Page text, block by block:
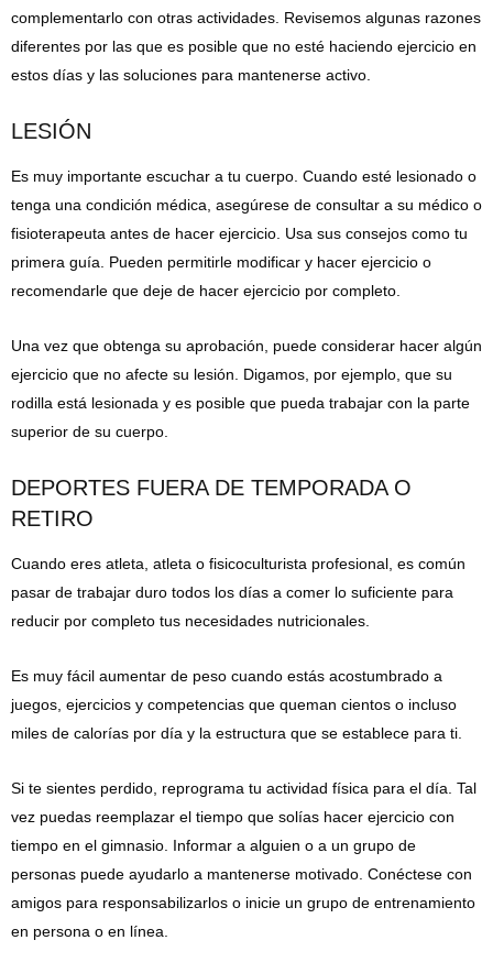
complementarlo con otras actividades. Revisemos algunas razones
diferentes por las que es posible que no esté haciendo ejercicio en
estos días y las soluciones para mantenerse activo.
LESIÓN
Es muy importante escuchar a tu cuerpo. Cuando esté lesionado o
tenga una condición médica, asegúrese de consultar a su médico o
fisioterapeuta antes de hacer ejercicio. Usa sus consejos como tu
primera guía. Pueden permitirle modificar y hacer ejercicio o
recomendarle que deje de hacer ejercicio por completo.
Una vez que obtenga su aprobación, puede considerar hacer algún
ejercicio que no afecte su lesión. Digamos, por ejemplo, que su
rodilla está lesionada y es posible que pueda trabajar con la parte
superior de su cuerpo.
DEPORTES FUERA DE TEMPORADA O
RETIRO
Cuando eres atleta, atleta o fisicoculturista profesional, es común
pasar de trabajar duro todos los días a comer lo suficiente para
reducir por completo tus necesidades nutricionales.
Es muy fácil aumentar de peso cuando estás acostumbrado a
juegos, ejercicios y competencias que queman cientos o incluso
miles de calorías por día y la estructura que se establece para ti.
Si te sientes perdido, reprograma tu actividad física para el día. Tal
vez puedas reemplazar el tiempo que solías hacer ejercicio con
tiempo en el gimnasio. Informar a alguien o a un grupo de
personas puede ayudarlo a mantenerse motivado. Conéctese con
amigos para responsabilizarlos o inicie un grupo de entrenamiento
en persona o en línea.